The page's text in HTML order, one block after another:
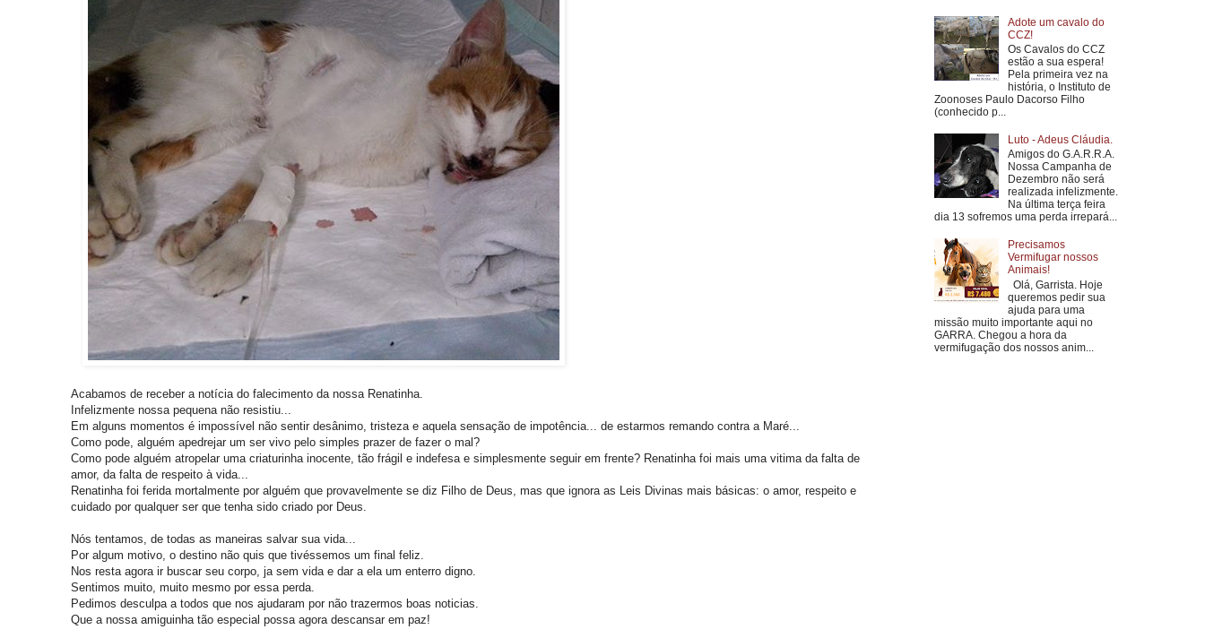
Acabamos de receber a notícia do falecimento da nossa Renatinha.
Infelizmente nossa pequena não resistiu...
Em alguns momentos é impossível não sentir desânimo, tristeza e aquela sensação de impotência... de estarmos remando contra a Maré...
Como pode, alguém apedrejar um ser vivo pelo simples prazer de fazer o mal?
Como pode alguém atropelar uma criaturinha inocente, tão frágil e indefesa e simplesmente seguir em frente? Renatinha foi mais uma vitima da falta de
amor, da falta de respeito à vida...
Renatinha foi ferida mortalmente por alguém que provavelmente se diz Filho de Deus, mas que ignora as Leis Divinas mais básicas: o amor, respeito e
cuidado por qualquer ser que tenha sido criado por Deus.
Nós tentamos, de todas as maneiras salvar sua vida...
Por algum motivo, o destino não quis que tivéssemos um final feliz.
Nos resta agora ir buscar seu corpo, ja sem vida e dar a ela um enterro digno.
Sentimos muito, muito mesmo por essa perda.
Pedimos desculpa a todos que nos ajudaram por não trazermos boas noticias.
Que a nossa amiguinha tão especial possa agora descansar em paz!
Adote um cavalo do
CCZ!
Os Cavalos do CCZ
estão a sua espera!
Pela primeira vez na
história, o Instituto de
Zoonoses Paulo Dacorso Filho
(conhecido p...
Luto - Adeus Cláudia.
Amigos do G.A.R.R.A.
Nossa Campanha de
Dezembro não será
realizada infelizmente.
Na última terça feira
dia 13 sofremos uma perda irrepará...
Precisamos
Vermifugar nossos
Animais!
Olá, Garrista. Hoje
queremos pedir sua
ajuda para uma
missão muito importante aqui no
GARRA. Chegou a hora da
vermifugação dos nossos anim...